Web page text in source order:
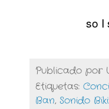
so I
Publicado por
Etiquetas:
Ban, Sonido